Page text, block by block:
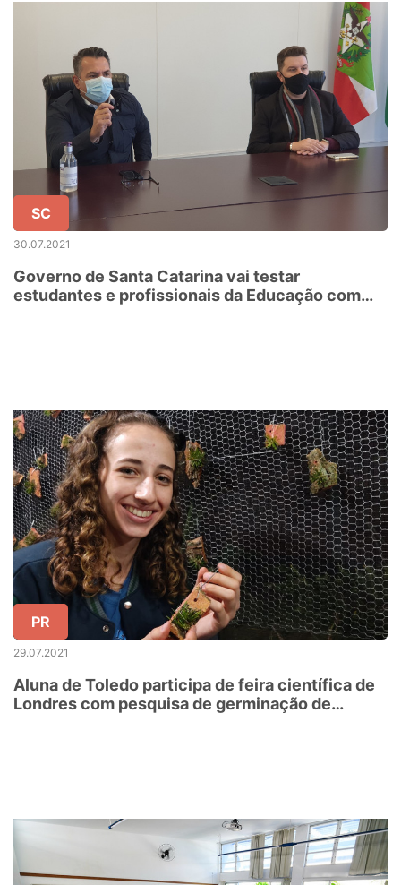
SC
30.07.2021
Governo de Santa Catarina vai testar
estudantes e profissionais da Educação com
PR
29.07.2021
Aluna de Toledo participa de feira científica de
Londres com pesquisa de germinação de